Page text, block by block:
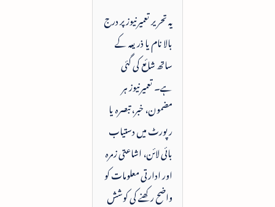
یہ تحریر تعمیرنیوز پر درج
بالا نام یا ذریعہ کے
ساتھ شائع کی گئی
ہے۔ تعمیرنیوز ہر
مضمون، خبر، تبصرہ یا
رپورٹ میں دستیاب
بائی لائن، اشاعتی زمرہ
اور ادارتی معلومات کو
واضح رکھنے کی کوشش